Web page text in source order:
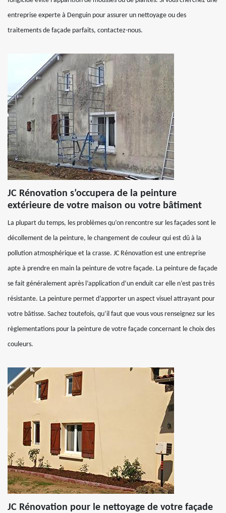
entreprise experte à Denguin pour assurer un nettoyage ou des
traitements de façade parfaits, contactez-nous.
JC Rénovation s’occupera de la peinture
extérieure de votre maison ou votre bâtiment
La plupart du temps, les problèmes qu’on rencontre sur les façades sont le
décollement de la peinture, le changement de couleur qui est dû à la
pollution atmosphérique et la crasse. JC Rénovation est une entreprise
apte à prendre en main la peinture de votre façade. La peinture de façade
se fait généralement après l’application d’un enduit car elle n’est pas très
résistante. La peinture permet d’apporter un aspect visuel attrayant pour
votre bâtisse. Sachez toutefois, qu’il faut que vous vous renseignez sur les
règlementations pour la peinture de votre façade concernant le choix des
couleurs.
JC Rénovation pour le nettoyage de votre façade